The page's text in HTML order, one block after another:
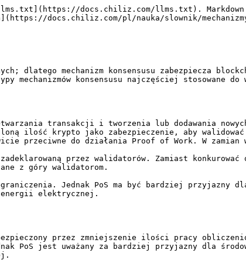
docs.chiliz.com/llms.txt).
docs.chiliz.com/pl/nauka/slownik/
dlatego mechanizm konsensusu zabezpiecza
konsensusu najczęściej
transakcji i tworzenia lub dodawania
ilość krypto jako zabezpieczenie, aby
przeciwne do działania Proof of Work. W
przez walidatorów. Zamiast
z góry walidatorom.
Jednak PoS ma być bardziej przyjazny
elektrycznej.
przez zmniejszenie ilości pracy
PoS jest uważany za bardziej przyjazny dla